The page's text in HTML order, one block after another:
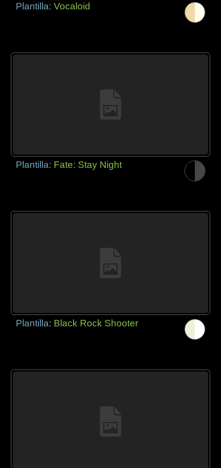
Plantilla:Vocaloid
Plantilla: Fate: Stay Night
Plantilla: Black Rock Shooter